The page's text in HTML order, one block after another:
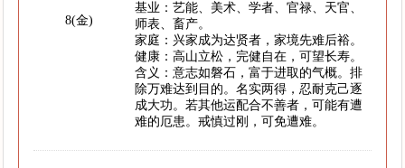
8(金)
基业：艺能、美术、学者、官禄、天官、
师表、畜产。
家庭：兴家成为达贤者，家境先难后裕。
健康：高山立松，完健自在，可望长寿。
含义：意志如磐石，富于进取的气概。排
除万难达到目的。名实两得，忍耐克己逐
成大功。若其他运配合不善者，可能有遭
难的厄患。戒慎过刚，可免遭难。